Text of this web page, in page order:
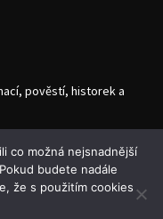
pověstí, historek a
co možná nejsnadnější
budete nadále
že s použitím cookies